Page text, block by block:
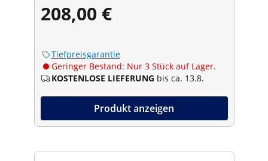
208,00 €
Tiefpreisgarantie
Geringer Bestand: Nur 3 Stück auf Lager.
KOSTENLOSE LIEFERUNG bis ca. 13.8.
Produkt anzeigen